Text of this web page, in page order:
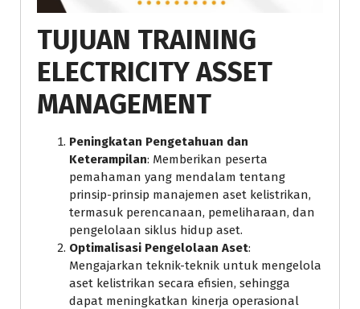
TUJUAN TRAINING
ELECTRICITY ASSET
MANAGEMENT
Peningkatan Pengetahuan dan
Keterampilan: Memberikan peserta
pemahaman yang mendalam tentang
prinsip-prinsip manajemen aset kelistrikan,
termasuk perencanaan, pemeliharaan, dan
pengelolaan siklus hidup aset.
Optimalisasi Pengelolaan Aset:
Mengajarkan teknik-teknik untuk mengelola
aset kelistrikan secara efisien, sehingga
dapat meningkatkan kinerja operasional